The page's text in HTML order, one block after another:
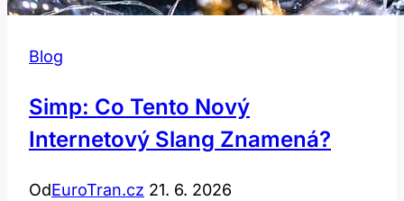
Blog
Simp: Co Tento Nový
Internetový Slang Znamená?
OdEuroTran.cz 21. 6. 2026